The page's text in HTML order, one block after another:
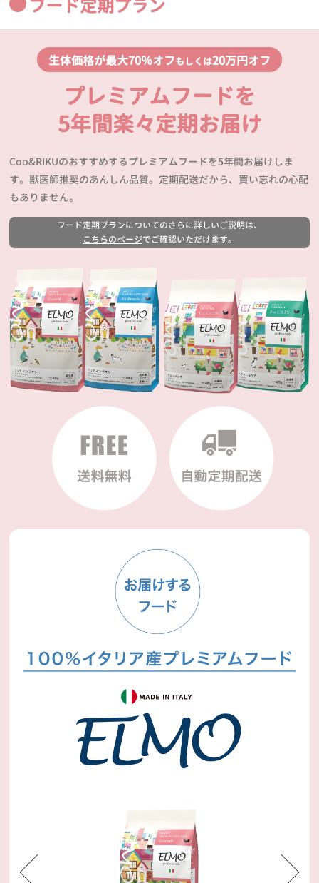
フード定期プラン
生体価格が最大70％オフもしくは20万円オフ
プレミアムフードを
5年間楽々定期お届け
Coo&RIKUのおすすめするプレミアムフードを5年間お届けしま
す。獣医師推奨のあんしん品質。定期配送だから、買い忘れの心配
もありません。
フード定期プランについてのさらに詳しいご説明は、
こちらのページでご確認いただけます。